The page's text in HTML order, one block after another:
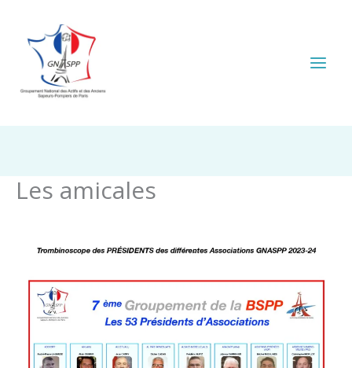
contenu
Les amicales